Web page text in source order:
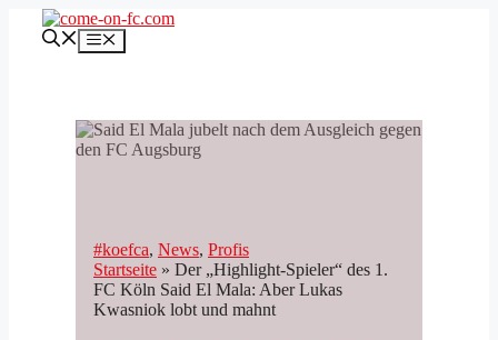
Inhalt
Menü
#koefca, News, Profis
Startseite » Der „Highlight-Spieler“ des 1.
FC Köln Said El Mala: Aber Lukas
Kwasniok lobt und mahnt